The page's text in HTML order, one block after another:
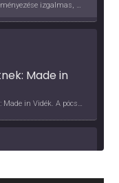
Az UNICEF Magyarország jótékonysági kezdeményezése izgalmas, egész éves világkörüli ízutazásra hív, igazi családi program és gasztroedukáció, illetve segítség a rászorulóknak is egyben.
Made in
Az idei MBH Bank Gourmet Fesztivál mottója: Made in Vidék. A pócsmegyeri Papi, a mályinkai Iszkor és a szigligeti Villa Kabala tulajdonosai beszélnek arról, hogy mit jelentenek nekik a vidék ízei.